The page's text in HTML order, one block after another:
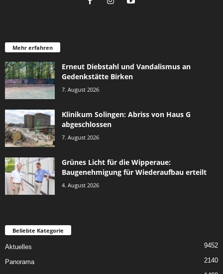
Mehr erfahren
Erneut Diebstahl und Vandalismus an
Gedenkstätte Birken
7. August 2026
Klinikum Solingen: Abriss von Haus G
abgeschlossen
7. August 2026
Grünes Licht für die Wipperaue:
Baugenehmigung für Wiederaufbau erteilt
4. August 2026
Beliebte Kategorie
Aktuelles 9452
Panorama 2140